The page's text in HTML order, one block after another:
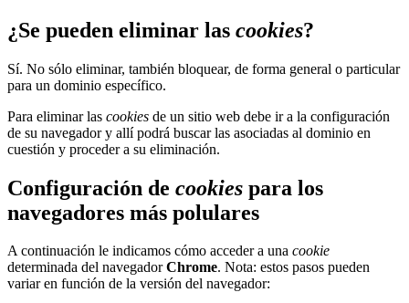
¿Se pueden eliminar las cookies?
Sí. No sólo eliminar, también bloquear, de forma general o particular
para un dominio específico.
Para eliminar las cookies de un sitio web debe ir a la configuración
de su navegador y allí podrá buscar las asociadas al dominio en
cuestión y proceder a su eliminación.
Configuración de cookies para los
navegadores más polulares
A continuación le indicamos cómo acceder a una cookie
determinada del navegadorChrome. Nota: estos pasos pueden
variar en función de la versión del navegador: